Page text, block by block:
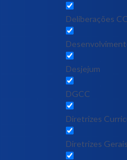
Deliberações
Desjejum
DGCC
Diretrizes
Diretrizes Gerais